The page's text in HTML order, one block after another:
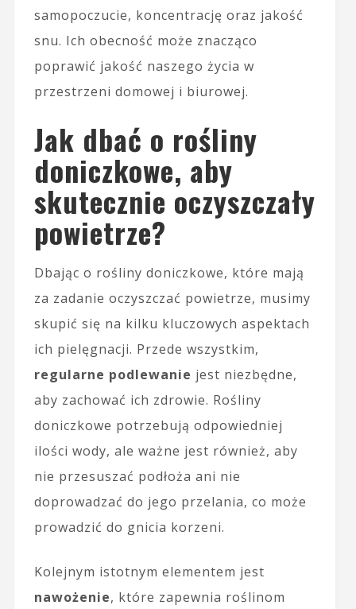
samopoczucie, koncentrację oraz jakość
snu. Ich obecność może znacząco
poprawić jakość naszego życia w
przestrzeni domowej i biurowej.
Jak dbać o rośliny
doniczkowe, aby
skutecznie oczyszczały
powietrze?
Dbając o rośliny doniczkowe, które mają
za zadanie oczyszczać powietrze, musimy
skupić się na kilku kluczowych aspektach
ich pielęgnacji. Przede wszystkim,
regularne podlewanie jest niezbędne,
aby zachować ich zdrowie. Rośliny
doniczkowe potrzebują odpowiedniej
ilości wody, ale ważne jest również, aby
nie przesuszać podłoża ani nie
doprowadzać do jego przelania, co może
prowadzić do gnicia korzeni.
Kolejnym istotnym elementem jest
nawożenie, które zapewnia roślinom